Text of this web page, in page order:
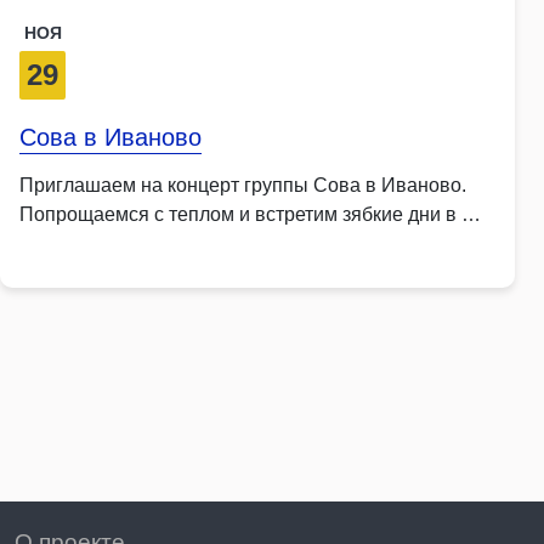
НОЯ
29
Сова в Иваново
Приглашаем на концерт группы Сова в Иваново.
Попрощаемся с теплом и встретим зябкие дни в …